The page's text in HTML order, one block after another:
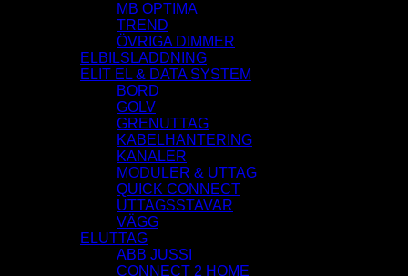
MB OPTIMA
TREND
ÖVRIGA DIMMER
ELBILSLADDNING
ELIT EL & DATA SYSTEM
BORD
GOLV
GRENUTTAG
KABELHANTERING
KANALER
MODULER & UTTAG
QUICK CONNECT
UTTAGSSTAVAR
VÄGG
ELUTTAG
ABB JUSSI
CONNECT 2 HOME